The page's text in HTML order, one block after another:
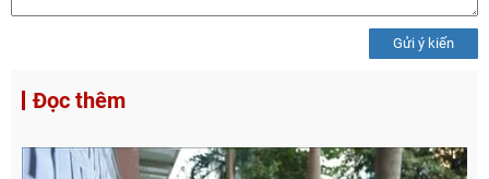
Gửi ý kiến
Đọc thêm